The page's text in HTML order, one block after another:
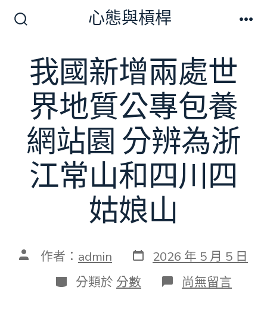
切
換
開
心態與槓桿
我國新增兩處世
界地質公專包養
網站園 分辨為浙
江常山和四川四
姑娘山
文 作者： admin 發
表
日
期
2026 年 5 月 5 日
分
類
分類於 分數 在
〈我
尚無留言